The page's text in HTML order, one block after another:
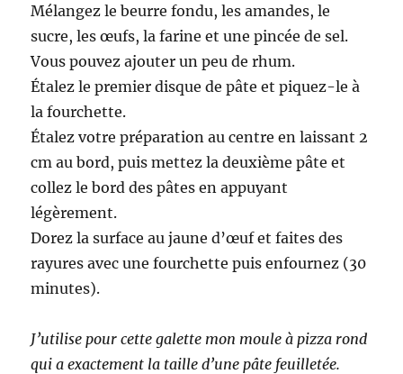
Mélangez le beurre fondu, les amandes, le
sucre, les œufs, la farine et une pincée de sel.
Vous pouvez ajouter un peu de rhum.
Étalez le premier disque de pâte et piquez-le à
la fourchette.
Étalez votre préparation au centre en laissant 2
cm au bord, puis mettez la deuxième pâte et
collez le bord des pâtes en appuyant
légèrement.
Dorez la surface au jaune d’œuf et faites des
rayures avec une fourchette puis enfournez (30
minutes).
J’utilise pour cette galette mon moule à pizza rond
qui a exactement la taille d’une pâte feuilletée.